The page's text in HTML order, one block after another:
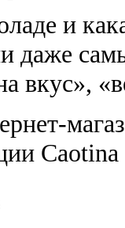
и
даже
вкус»,